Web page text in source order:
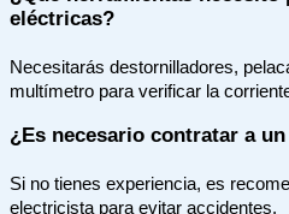
eléctricas?
Necesitarás destornilladores,
multímetro para verificar la
¿Es necesario contratar a
Si no tienes experiencia, es
electricista para evitar accidentes.